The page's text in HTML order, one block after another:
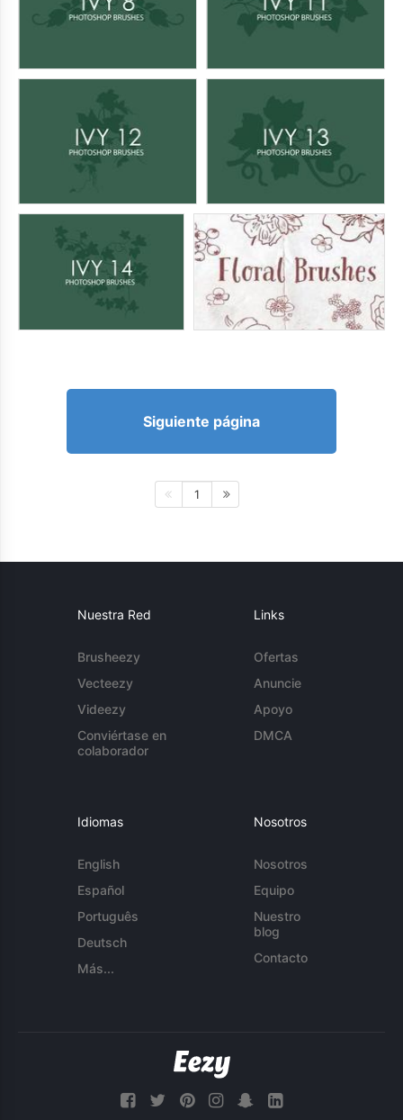
Siguiente página
1
Nuestra Red
Brusheezy
Vecteezy
Videezy
Conviértase en
colaborador
Links
Ofertas
Anuncie
Apoyo
DMCA
Idiomas
English
Español
Português
Deutsch
Más...
Nosotros
Nosotros
Equipo
Nuestro
blog
Contacto